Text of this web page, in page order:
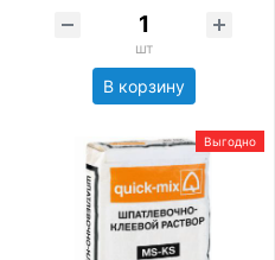
шт
В корзину
Выгодно